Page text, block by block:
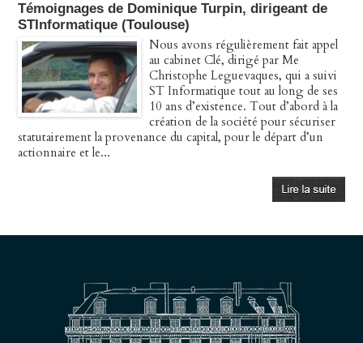
Témoignages de Dominique Turpin, dirigeant de
STInformatique (Toulouse)
Nous avons régulièrement fait appel
au cabinet Clé, dirigé par Me
Christophe Leguevaques, qui a suivi
ST Informatique tout au long de ses
10 ans d’existence. Tout d’abord à la
création de la société pour sécuriser
statutairement la provenance du capital, pour le départ d’un
actionnaire et le...